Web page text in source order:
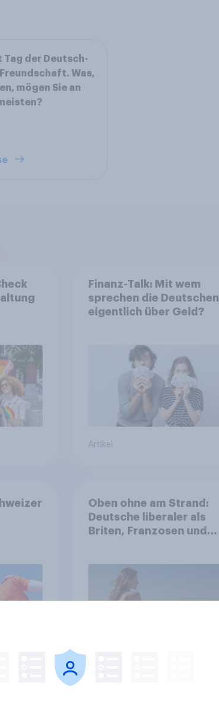
Tag der Deutsch-
Was,
mögen Sie an
Finanz-Talk: Mit wem
sprechen die Deutschen
eigentlich über Geld?
Artikel
Oben ohne am Strand:
Deutsche liberaler als
Briten, Franzosen und